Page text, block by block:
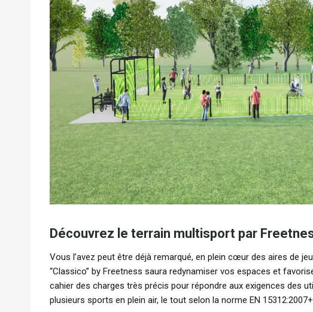
Découvrez le terrain multisport par
Vous l’avez peut être déjà remarqué, en plein cœur des aires de
“Classico” by Freetness saura redynamiser vos espaces et
cahier des charges très précis pour répondre aux exigences des
plusieurs sports en plein air, le tout selon la norme EN